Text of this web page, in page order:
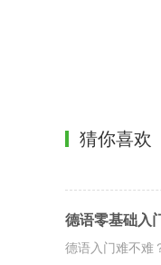
猜你喜欢
德语零基础入
德语入门难不难